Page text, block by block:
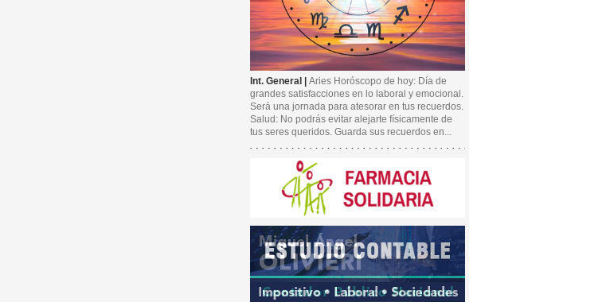
Int. General | Aries Horóscopo de hoy: Día de
grandes satisfacciones en lo laboral y emocional.
Será una jornada para atesorar en tus recuerdos.
Salud: No podrás evitar alejarte físicamente de
tus seres queridos. Guarda sus recuerdos en...